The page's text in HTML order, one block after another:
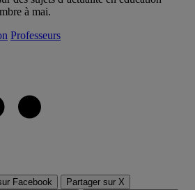
à mai.
Professeurs
Facebook
Partager sur X